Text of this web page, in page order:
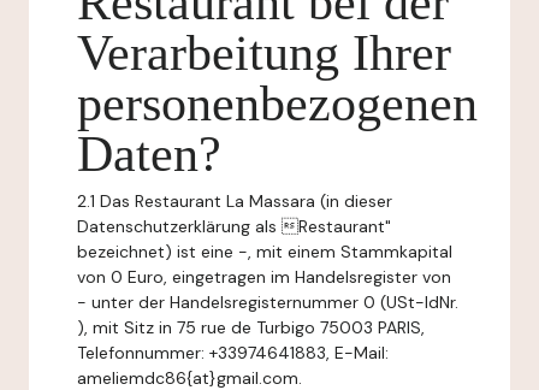
Verarbeitung Ihrer
personenbezogenen
Daten?
2.1 Das Restaurant La Massara (in dieser
Datenschutzerklärung als Restaurant"
bezeichnet) ist eine -, mit einem Stammkapital
von 0 Euro, eingetragen im Handelsregister von
- unter der Handelsregisternummer 0 (USt-IdNr.
), mit Sitz in 75 rue de Turbigo 75003 PARIS,
Telefonnummer: +33974641883, E-Mail:
ameliemdc86{at}gmail.com.